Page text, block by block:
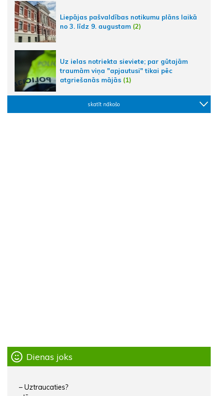
Liepājas pašvaldības notikumu plāns laikā
no 3. līdz 9. augustam (2)
Uz ielas notriekta sieviete; par gūtajām
traumām viņa "apjautusi" tikai pēc
atgriešanās mājās (1)
skatīt nākošo
Dienas joks
– Uztraucaties?